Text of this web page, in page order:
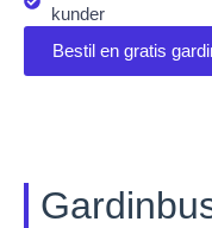
kunder
Bestil en gratis